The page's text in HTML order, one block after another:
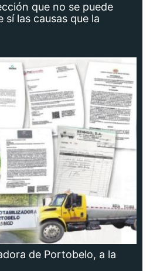
que no se puede
sí las causas que la
de Portobelo, a la